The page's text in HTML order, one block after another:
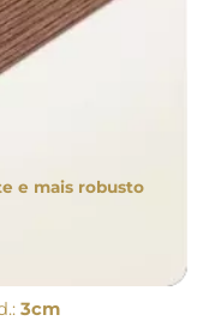
e mais robusto
3cm